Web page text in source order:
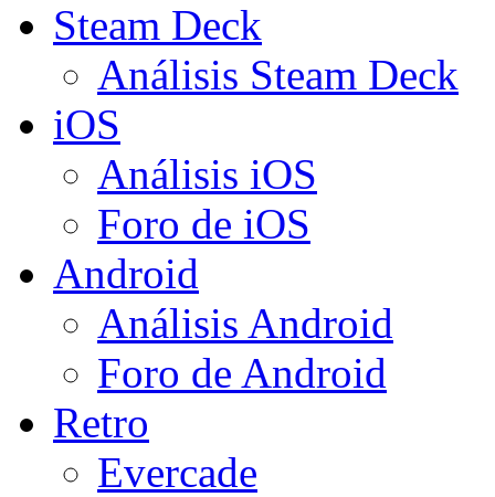
Steam Deck
Análisis Steam Deck
iOS
Análisis iOS
Foro de iOS
Android
Análisis Android
Foro de Android
Retro
Evercade